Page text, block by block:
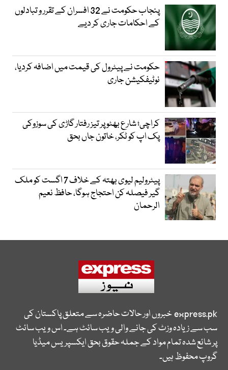
پنجاب حکومت نے 32 افسران کے تقرر و تبادلوں
کے احکامات جاری کر دیے
حکومت نے پیٹرول کی قیمت میں اضافہ کردیا،
نوٹیفکیشن جاری
کراچی؛ شارع بھٹو پر تیز رفتار گاڑی کی سوزوکی
پک اپ کو ٹکر، خاتون جاں بحق
پیٹرولیم لیوی بھتہ کے خلاف 7 اگست کو ملک
گیر فیصلہ کن احتجاج ہوگا، حافظ نعیم
الرحمان
express.pkخبروں اور حالات حاضرہ سے متعلق پاکستان کی
سب سے زیادہ وزٹ کی جانے والی ویب سائٹ ہے۔ اس ویب سائٹ
پر شائع شدہ تمام مواد کے جملہ حقوق بحق ایکسپریس میڈیا
گروپ محفوظ ہیں۔